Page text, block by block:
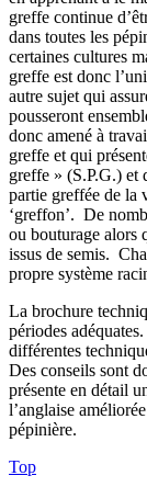
greffe continue
dans toutes les
certaines cultures
greffe est donc
autre sujet qui
pousseront
donc amené à
greffe et qui
greffe » (S.P.G.) et
partie greffée de la
‘greffon’. De
ou bouturage alors
issus de semis.
propre système
La brochure
périodes
différentes
Des conseils sont
présente en détail
l’anglaise
pépinière.
Top